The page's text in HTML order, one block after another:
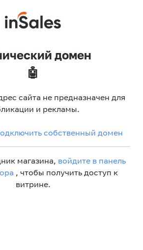
домен
🤖
сайта не предназначен для
и рекламы.
собственный домен
магазина, войдите в панель
, чтобы получить доступ к
витрине.